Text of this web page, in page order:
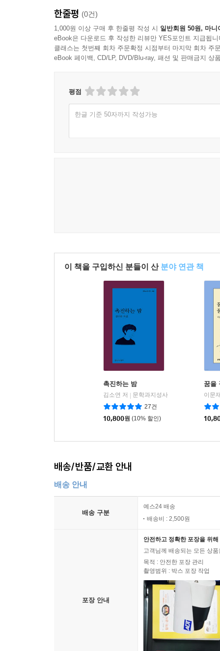
점심을 먹어야 하는데
기차를 타야 하는데
두부를 먹고 싶다
광화문에 가야 한다
광화문에 가야 하는데
담배를 피우다 물을 마시고 싶다
꽁초 몇 개 바지에 쏟는다
--- 「물컵을 보며 재떨이」 중에서
빛의 마을에 돌아가려는 게 아니라
색다른 도시를 찾으려는 게 아니라
돌아보는 하늘 붉어 염소처럼 안심하는
--- 「이런 귀가」 중에서
한줄평 (0건)
1,000원 이상 구매 후 한줄평 작성 시 일반회원 50원, 마니
eBook은 다운로드 후 작성한 리뷰만 YES포인트 지급됩니
클래스는 첫번째 회차 주문확정 시점부터 마지막 회차 주
eBook 페이백, CD/LP, DVD/Blu-ray, 패션 및 판매금지 상
평점
한글 기준 50자까지 작성가능
이 책을 구입하신 분들이 산 분야 연관 책
촉진하는 밤
김소연 저
문학과지성사
27건
10,800원 (10% 할인)
꿈을
이문
배송/반품/교환 안내
배송 안내
배송 구분
예스24 배송
배송비 : 2,500원
포장 안내
안전하고 정확한 포장을 위
고객님께 배송되는 모든 상
목적 : 안전한 포장 관리
촬영범위 : 박스 포장 작업